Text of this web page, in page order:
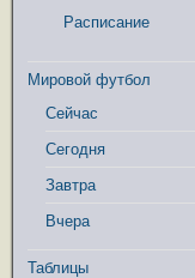
Расписание
Мировой футбол
Сейчас
Сегодня
Завтра
Вчера
Таблицы